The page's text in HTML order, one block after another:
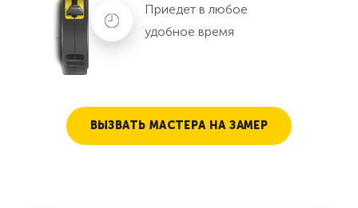
Приедет в любое
удобное время
ВЫЗВАТЬ МАСТЕРА НА ЗАМЕР